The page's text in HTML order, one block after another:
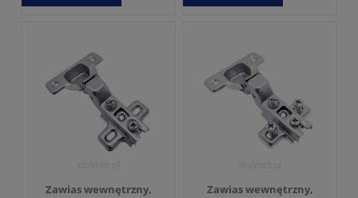
Zawias wewnętrzny,
Zawias wewnętrzny,